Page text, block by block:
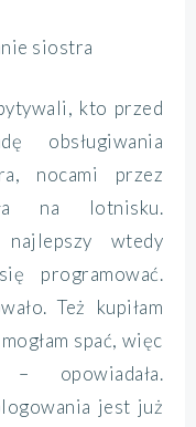
siostra
kto przed
obsługiwania
nocami przez
na lotnisku.
najlepszy wtedy
programować.
Też kupiłam
spać, więc
– opowiadała.
jest już